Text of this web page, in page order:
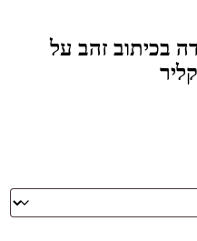
בכיתוב זהב על